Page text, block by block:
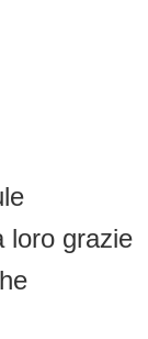
loro grazie